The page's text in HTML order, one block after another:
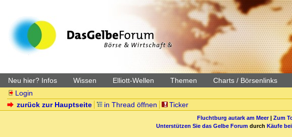
Neu hier? Infos Wissen Elliott-Wellen Themen Charts / Börsenlinks
Login
zurück zur Hauptseite
in Thread öffnen Ticker
Fluchtburg autark am Meer| Zum
Unterstützen Sie das Gelbe Forum durch Käufe